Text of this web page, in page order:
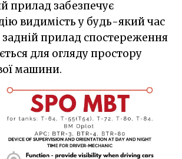
прилад забезпечує
видимість у будь-який час
задній прилад спостереження
для огляду простору
машини.